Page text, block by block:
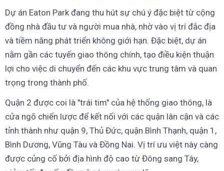
Dự án Eaton Park đang thu hút sự chú ý đặc biệt từ cộng
đồng nhà đầu tư và người mua nhà, nhờ vào vị trí đắc địa
và tiềm năng phát triển không giới hạn. Đặc biệt, dự án
nằm gần các tuyến giao thông chính, tạo điều kiện thuận
lợi cho việc di chuyển đến các khu vực trung tâm và quan
trọng trong thành phố.
Quận 2 được coi là "trái tim" của hệ thống giao thông, là
cửa ngõ chiến lược để kết nối với các quận lân cận và các
tỉnh thành như quận 9, Thủ Đức, quận Bình Thạnh, quận 1,
Bình Dương, Vũng Tàu và Đồng Nai. Vị trí ưu việt này càng
được củng cố bởi địa hình độ cao từ Đông sang Tây,